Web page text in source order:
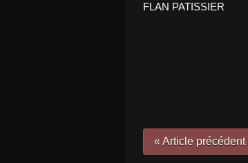
FLAN PATISSIER
« Article précédent